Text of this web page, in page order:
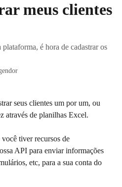
meus clientes
é hora de cadastrar os
seus clientes um por um, ou
através de planilhas Excel.
você tiver recursos de
API para enviar informações
etc, para a sua conta do